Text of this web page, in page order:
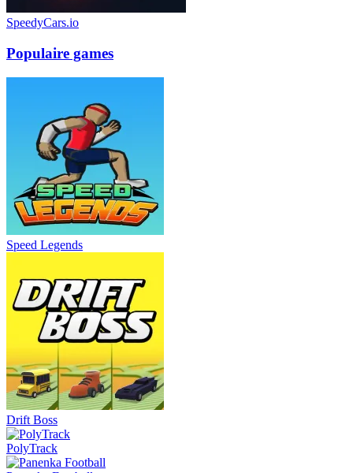
SpeedyCars.io
Populaire games
Speed Legends
Drift Boss
PolyTrack